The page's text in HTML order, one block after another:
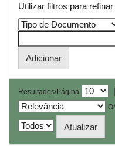
Utilizar filtros para
Resultados/Página |